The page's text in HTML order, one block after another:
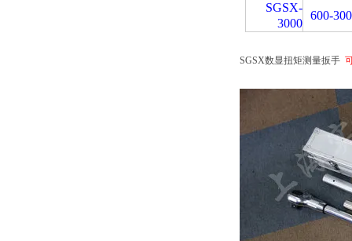
SGSX-
3000
600-
SGSX数显扭矩测量扳手